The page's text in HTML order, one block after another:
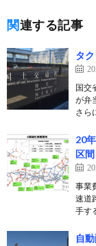
関連する記事
タ
国交
が弁
さら
20
区
事業
速道
手す
自